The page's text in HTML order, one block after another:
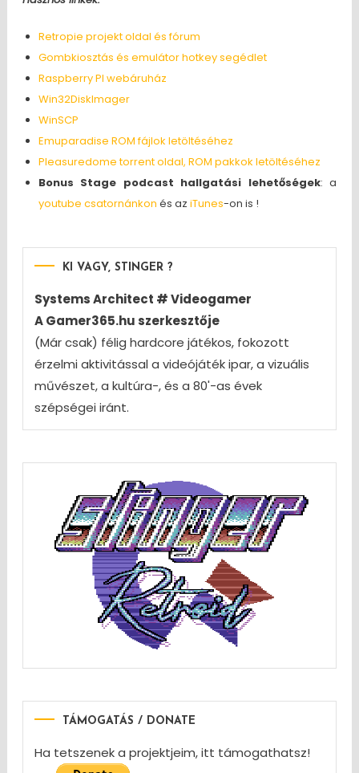
Retropie projekt oldal és fórum
Gombkiosztás és emulátor hotkey segédlet
Raspberry PI webáruház
Win32DiskImager
WinSCP
Emuparadise ROM fájlok letöltéséhez
Pleasuredome torrent oldal, ROM pakkok letöltéséhez
Bonus Stage podcast hallgatási lehetőségek: a
youtube csatornánkon és az iTunes-on is !
KI VAGY, STINGER ?
Systems Architect # Videogamer
A Gamer365.hu szerkesztője
(Már csak) félig hardcore játékos, fokozott
érzelmi aktivitással a videójáték ipar, a vizuális
művészet, a kultúra-, és a 80'-as évek
szépségei iránt.
TÁMOGATÁS / DONATE
Ha tetszenek a projektjeim, itt támogathatsz!